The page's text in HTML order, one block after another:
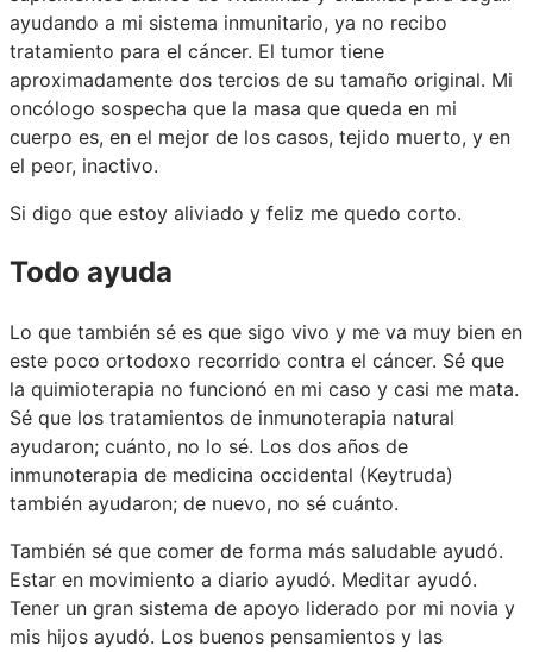
ayudando a mi sistema inmunitario, ya no recibo
tratamiento para el cáncer. El tumor tiene
aproximadamente dos tercios de su tamaño original. Mi
oncólogo sospecha que la masa que queda en mi
cuerpo es, en el mejor de los casos, tejido muerto, y en
el peor, inactivo.
Si digo que estoy aliviado y feliz me quedo corto.
Todo ayuda
Lo que también sé es que sigo vivo y me va muy bien en
este poco ortodoxo recorrido contra el cáncer. Sé que
la quimioterapia no funcionó en mi caso y casi me mata.
Sé que los tratamientos de inmunoterapia natural
ayudaron; cuánto, no lo sé. Los dos años de
inmunoterapia de medicina occidental (Keytruda)
también ayudaron; de nuevo, no sé cuánto.
También sé que comer de forma más saludable ayudó.
Estar en movimiento a diario ayudó. Meditar ayudó.
Tener un gran sistema de apoyo liderado por mi novia y
mis hijos ayudó. Los buenos pensamientos y las